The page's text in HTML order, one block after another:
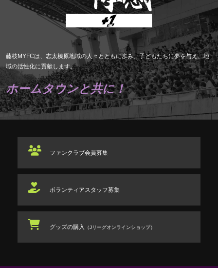
藤枝MYFCは、志太榛原地域の人々とともに歩み、子どもたちに夢を与え、地
域の活性化に貢献します。
ホームタウンと共に！
ファンクラブ会員募集
ボランティアスタッフ募集
グッズの購入 （Jリーグオンラインショップ）